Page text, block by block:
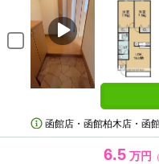
函館店・函館柏木店・函
6.5 万円